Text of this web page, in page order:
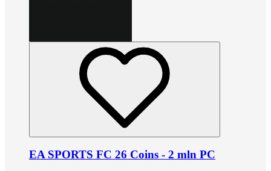
EA SPORTS FC 26 Coins - 2 mln PC